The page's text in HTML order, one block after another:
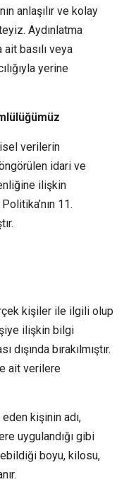
anlaşılır ve kolay
Aydınlatma
basılı veya
yerine
verilerin
idari ve
ilişkin
11.
kişiler ile ilgili olup
ilişkin bilgi
bırakılmıştır.
ait verilere
kişinin adı,
uygulandığı gibi
boyu, kilosu,